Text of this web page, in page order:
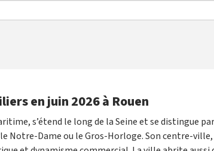
en juin 2026 à Rouen
s’étend le long de la Seine et se distingue
Notre-Dame ou le Gros-Horloge. Son centre-ville,